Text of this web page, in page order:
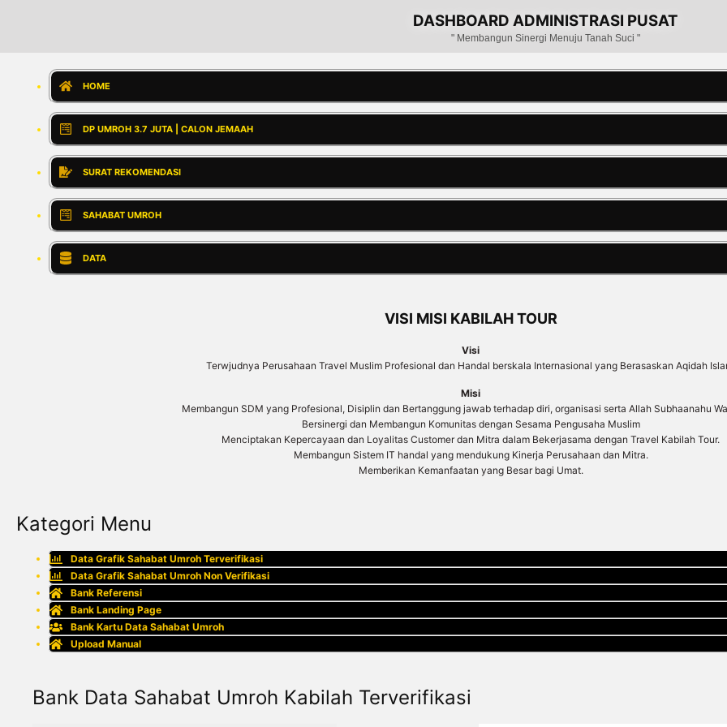
DASHBOARD ADMINISTRASI PUSAT
" Membangun Sinergi Menuju Tanah Suci "
HOME
DP UMROH 3.7 JUTA | CALON JEMAAH
SURAT REKOMENDASI
SAHABAT UMROH
DATA
VISI MISI KABILAH TOUR
Visi
Terwjudnya Perusahaan Travel Muslim Profesional dan Handal berskala Internasional yang Berasaskan Aqidah
Misi
Membangun SDM yang Profesional, Disiplin dan Bertanggung jawab terhadap diri, organisasi serta Allah Subhaanahu
Bersinergi dan Membangun Komunitas dengan Sesama Pengusaha Muslim
Menciptakan Kepercayaan dan Loyalitas Customer dan Mitra dalam Bekerjasama dengan Travel Kabilah Tour.
Membangun Sistem IT handal yang mendukung Kinerja Perusahaan dan Mitra.
Memberikan Kemanfaatan yang Besar bagi Umat.
Kategori Menu
Data Grafik Sahabat Umroh Terverifikasi
Data Grafik Sahabat Umroh Non Verifikasi
Bank Referensi
Bank Landing Page
Bank Kartu Data Sahabat Umroh
Upload Manual
Bank Data Sahabat Umroh Kabilah Terverifikasi